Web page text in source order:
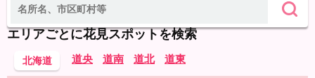
エリアごとに花見スポットを検索
北海道 道央 道南 道北 道東